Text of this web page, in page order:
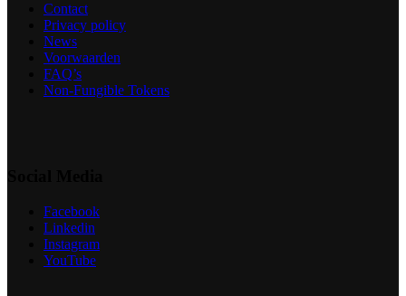
Contact
Privacy policy
News
Voorwaarden
FAQ’s
Non-Fungible Tokens
Facebook
Linkedin
Instagram
YouTube